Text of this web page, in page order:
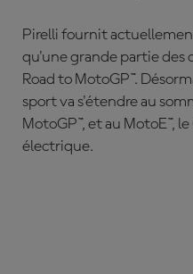
Pirelli fournit
qu'une grande partie
Road to MotoGP™.
sport va s'étendre au
MotoGP™, et au MotoE™,
électrique.